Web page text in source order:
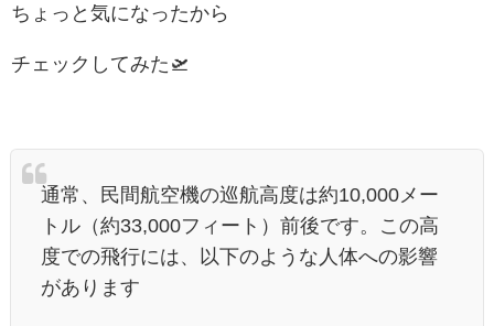
ちょっと気になったから
チェックしてみた🛫
通常、民間航空機の巡航高度は約10,000メー
トル（約33,000フィート）前後です。この高
度での飛行には、以下のような人体への影響
があります